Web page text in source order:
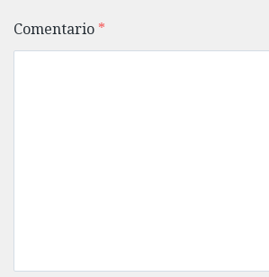
Comentario *